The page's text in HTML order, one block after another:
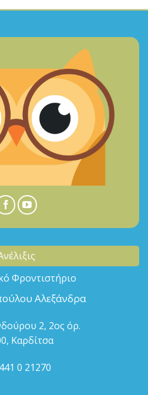
Φροντιστήριο
Αλεξάνδρα
2, 2ος όρ.
Καρδίτσα
0 21270